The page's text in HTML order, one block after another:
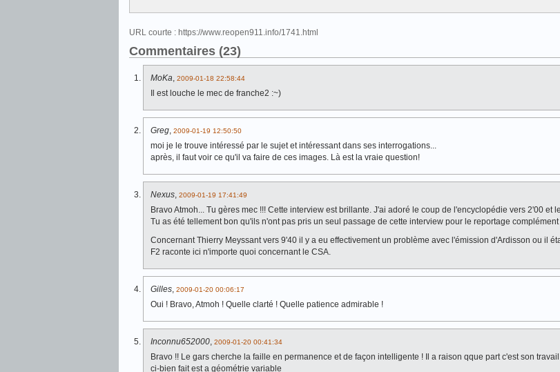
URL courte : https://www.reopen911.info/1741.html
Commentaires (23)
MoKa, 2009-01-18 22:58:44
Il est louche le mec de franche2 :~)
Greg, 2009-01-19 12:50:50
moi je le trouve intéressé par le sujet et intéressant dans ses interrogations...
après, il faut voir ce qu'il va faire de ces images. Là est la vraie question!
Nexus, 2009-01-19 17:41:49
Bravo Atmoh... Tu gères mec !!! Cette interview est brillante. J'ai adoré le coup de l'encyclopédie vers 2'00 et
Tu as été tellement bon qu'ils n'ont pas pris un seul passage de cette interview pour le reportage
Concernant Thierry Meyssant vers 9'40 il y a eu effectivement un problème avec l'émission d'Ardisson ou il
F2 raconte ici n'importe quoi concernant le CSA.
Gilles, 2009-01-20 00:06:17
Oui ! Bravo, Atmoh ! Quelle clarté ! Quelle patience admirable !
Inconnu652000, 2009-01-20 00:41:34
Bravo !! Le gars cherche la faille en permanence et de façon intelligente ! Il a raison qque part c'est son
ci-bien fait est a géométrie variable